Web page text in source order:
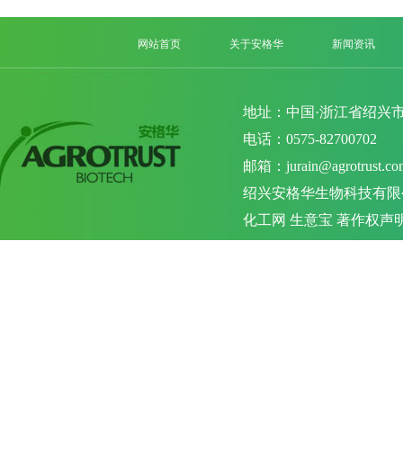
网站首页 关于安格华 新闻资讯
地址：中国·浙江省绍兴
电话：0575-82700702
邮箱：
绍兴安格华生物科技有
化工网 生意宝 著作权声